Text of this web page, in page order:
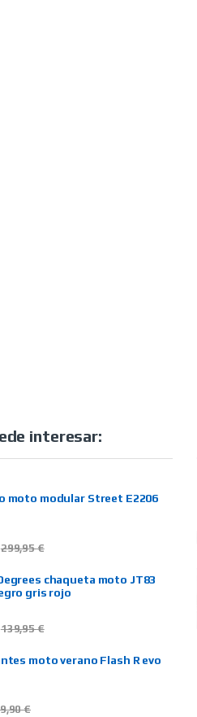
interesar:
moto modular Street E2206
299,95€
chaqueta moto JT83
gris rojo
139,95€
moto verano Flash R evo
€